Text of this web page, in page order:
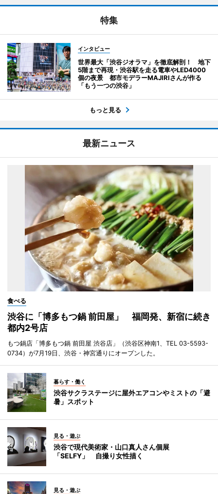
特集
インタビュー
世界最大「渋谷ジオラマ」を徹底解剖！ 地下
5階まで再現・渋谷駅を走る電車やLED4000
個の夜景 都市モデラーMAJIRIさんが作る
「もう一つの渋谷」
もっと見る
最新ニュース
食べる
渋谷に「博多もつ鍋 前田屋」 福岡発、新宿に続き
都内2号店
もつ鍋店「博多もつ鍋 前田屋 渋谷店」（渋谷区神南1、TEL 03-5593-
0734）が7月19日、渋谷・神宮通りにオープンした。
暮らす・働く
渋谷サクラステージに屋外エアコンやミストの「避
暑」スポット
見る・遊ぶ
渋谷で現代美術家・山口真人さん個展
「SELFY」 自撮り女性描く
見る・遊ぶ